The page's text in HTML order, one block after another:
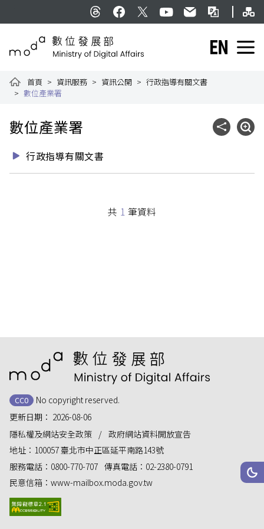
網站
深
English
首頁 資訊服務 資訊公開
行政指導有關文書
數位產業署
數位產業署 社群分享展開
行政指導有關文書
共 1 筆資料
CC0
No copyright reserved.
更新日期： 2026-08-06
隱私權及網站安全政策
政府網站資料開放宣告
地址： 100057 臺北市中正區延平南路143號
服務電話： 0800-770-707 傳真電話： 02-2380-0791
民意信箱： www-mailbox.moda.gov.tw